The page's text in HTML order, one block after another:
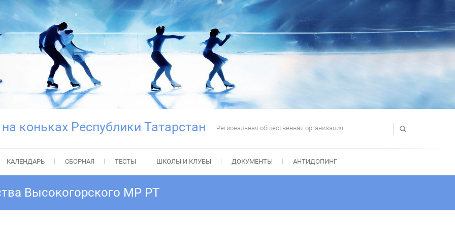
коньках Республики Татарстан Региональная общественная организация
КАЛЕНДАРЬ СБОРНАЯ ТЕСТЫ ШКОЛЫ И КЛУБЫ ДОКУМЕНТЫ АНТИДОПИНГ
Высокогорского МР РТ